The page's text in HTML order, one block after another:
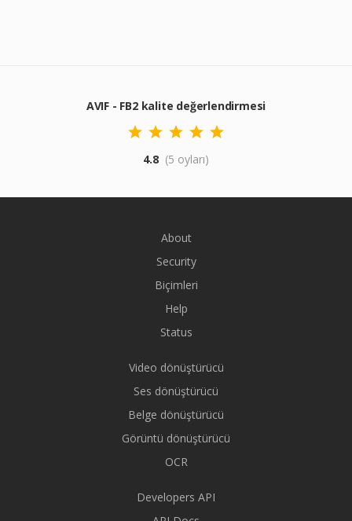
AVIF - FB2 kalite değerlendirmesi
4.8 (5 oyları)
About
Security
Biçimleri
Help
Status
Video dönüştürücü
Ses dönüştürücü
Belge dönüştürücü
Görüntü dönüştürücü
OCR
Developers API